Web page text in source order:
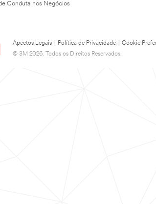
Conduta nos Negócios
Apectos Legais Política de Privacidade Cookie
© 3M 2026. Todos os Direitos Reservados.